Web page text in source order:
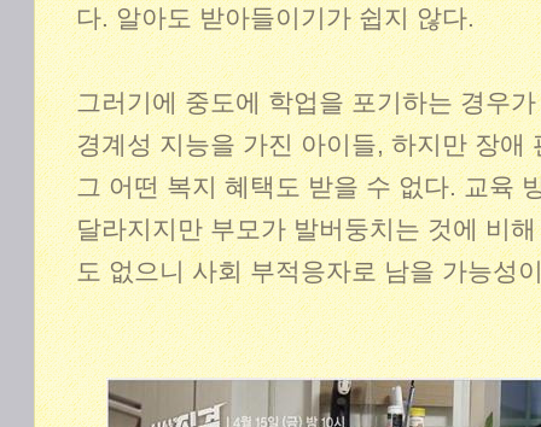
다. 알아도 받아들이기가 쉽지 않다.
그러기에 중도에 학업을 포기하는 경우
경계성 지능을 가진 아이들, 하지만 장애
그 어떤 복지 혜택도 받을 수 없다. 교육
달라지지만 부모가 발버둥치는 것에 비
도 없으니 사회 부적응자로 남을 가능성